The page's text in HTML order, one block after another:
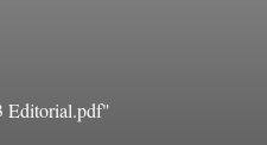
Editorial.pdf"